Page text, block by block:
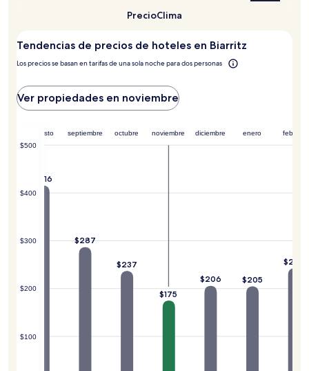
Aplican
términos
adicionales.
PrecioClima
Tendencias de precios de hoteles en Biarritz
Los precios se basan en tarifas de una sola noche para dos personas
Ver propiedades en noviembre
$100
$200
$300
$400
$500
agosto septiembre octubre noviembre diciembre enero febrero
$416
$287
$237
$175
$206 $205
$243